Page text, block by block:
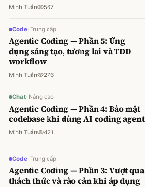
Minh Tuấn 567
Code· Trung cấp
Agentic Coding — Phần 5: Ứng
dụng sáng tạo, tương lai và TDD
workflow
Minh Tuấn 276
Chat· Nâng cao
Agentic Coding — Phần 4: Bảo mật
codebase khi dùng AI coding agent
Minh Tuấn 421
Code· Trung cấp
Agentic Coding — Phần 3: Vượt qua
thách thức và rào cản khi áp dụng